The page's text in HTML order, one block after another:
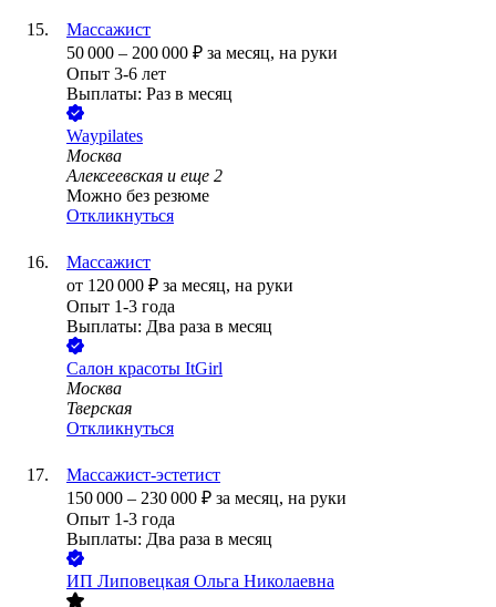
Массажист
50 000 – 200 000 ₽ за месяц, на руки
Опыт 3-6 лет
Выплаты: Раз в месяц
Waypilates
Москва
Алексеевская и еще 2
Можно без резюме
Откликнуться
Массажист
от 120 000 ₽ за месяц, на руки
Опыт 1-3 года
Выплаты: Два раза в месяц
Салон красоты ItGirl
Москва
Тверская
Откликнуться
Массажист-эстетист
150 000 – 230 000 ₽ за месяц, на руки
Опыт 1-3 года
Выплаты: Два раза в месяц
ИП Липовецкая Ольга Николаевна